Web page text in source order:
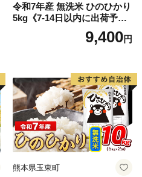
令和7年産 無洗米 ひのひかり
5kg《7-14日以内に出荷予定
(土日祝除く)》コメ 米 無洗米
高レビュー｜人気米 熊本県
9,400円
熊本県玉東町